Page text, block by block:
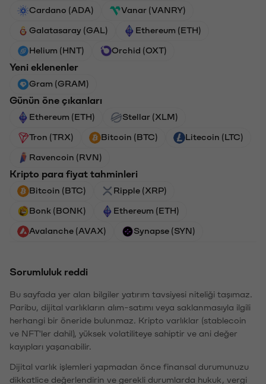
Cardano (ADA) Vanar (VANRY)
Galatasaray (GAL) Ethereum (ETH)
Helium (HNT) Orchid (OXT)
Yeni eklenenler
Gram (GRAM)
Günün öne çıkanları
Ethereum (ETH) Stellar (XLM)
Tron (TRX) Bitcoin (BTC) Litecoin (LTC)
Ravencoin (RVN)
Kripto para fiyat tahminleri
Bitcoin (BTC) Ripple (XRP)
Bonk (BONK) Ethereum (ETH)
Avalanche (AVAX) Synapse (SYN)
Sorumluluk reddi
Bu sayfada yer alan bilgiler yatırım tavsiyesi niteliği taşımaz.
Paribu, dijital varlıkların alım-satımı veya saklanmasıyla ilgili
herhangi bir öneride bulunmaz. Kripto varlıklar (stablecoin
ve NFT'ler dahil), yüksek volatiliteye sahiptir ve ani değer
kayıpları yaşanabilir.
Dijital varlık işlemleri yapmadan önce finansal durumunuzu
dikkatlice değerlendirin ve gerekli durumlarda hukuk, vergi